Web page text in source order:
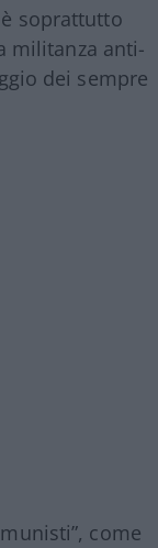
è soprattutto
militanza anti-
dei sempre
come